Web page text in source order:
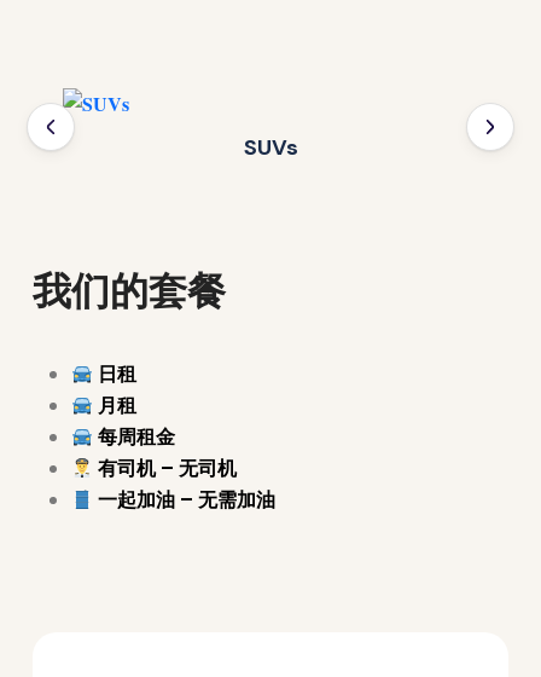
SUVs
我们的套餐
日租
月租
每周租金
有司机 – 无司机
一起加油 – 无需加油